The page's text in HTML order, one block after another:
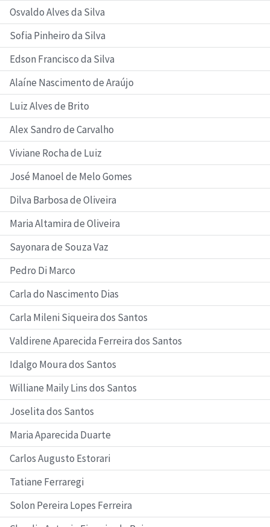
Osvaldo Alves da Silva
Sofia Pinheiro da Silva
Edson Francisco da Silva
Alaíne Nascimento de Araújo
Luiz Alves de Brito
Alex Sandro de Carvalho
Viviane Rocha de Luiz
José Manoel de Melo Gomes
Dilva Barbosa de Oliveira
Maria Altamira de Oliveira
Sayonara de Souza Vaz
Pedro Di Marco
Carla do Nascimento Dias
Carla Mileni Siqueira dos Santos
Valdirene Aparecida Ferreira dos Santos
Idalgo Moura dos Santos
Williane Maily Lins dos Santos
Joselita dos Santos
Maria Aparecida Duarte
Carlos Augusto Estorari
Tatiane Ferraregi
Solon Pereira Lopes Ferreira